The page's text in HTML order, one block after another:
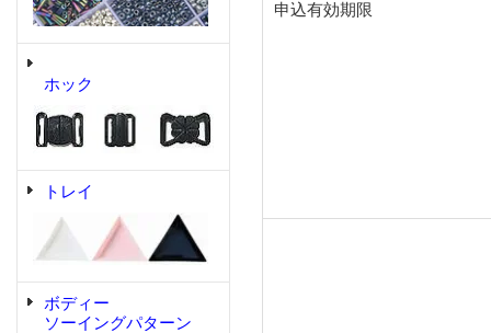
ホック
トレイ
ボディー
ソーイングパターン
申込有効期限